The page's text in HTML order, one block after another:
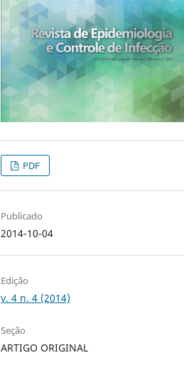
PDF
Publicado
2014-10-04
Edição
v. 4 n. 4 (2014)
Seção
ARTIGO ORIGINAL